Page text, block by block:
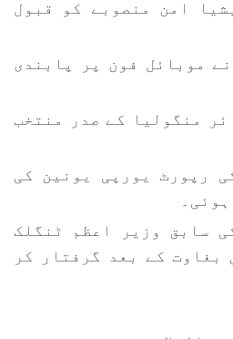
امن منصوبے کو قبول
نے موبائل فون پر پابندی
بائر منگولیا کے صدر منتخب
کی رپورٹ یورپی یونین کی
کی سابق وزیر اعظم ٹنگلک
بغاوت کے بعد گرفتار کر